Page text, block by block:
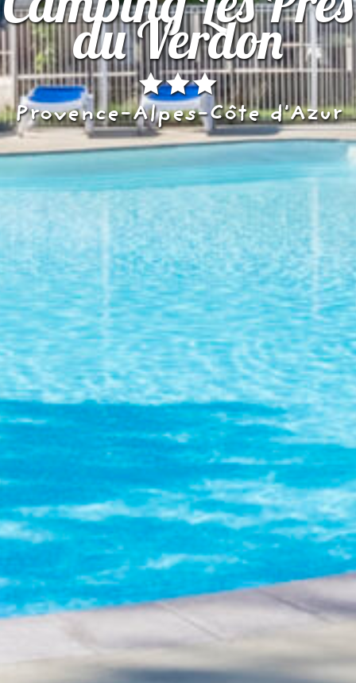
du Verdon
Provence-Alpes-Côte d'Azur